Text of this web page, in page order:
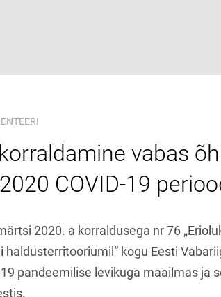
vabas
COVID-19
2020. a korraldusega nr 76
kogu Eesti
pandeemilise levikuga maailmas ja